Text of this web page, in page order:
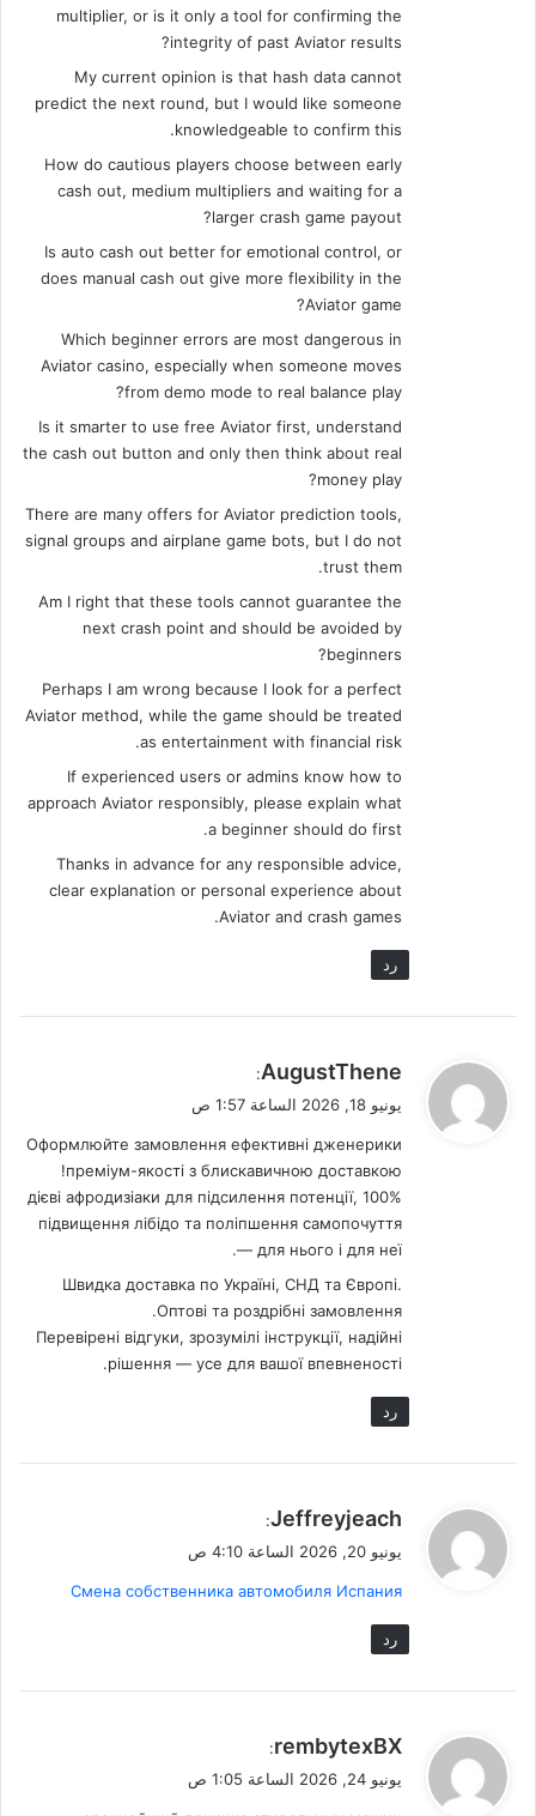
multiplier, or is it only a tool for confirming the
integrity of past Aviator results?
My current opinion is that hash data cannot
predict the next round, but I would like someone
knowledgeable to confirm this.
How do cautious players choose between early
cash out, medium multipliers and waiting for a
larger crash game payout?
Is auto cash out better for emotional control, or
does manual cash out give more flexibility in the
Aviator game?
Which beginner errors are most dangerous in
Aviator casino, especially when someone moves
from demo mode to real balance play?
Is it smarter to use free Aviator first, understand
the cash out button and only then think about real
money play?
There are many offers for Aviator prediction tools,
signal groups and airplane game bots, but I do not
trust them.
Am I right that these tools cannot guarantee the
next crash point and should be avoided by
beginners?
Perhaps I am wrong because I look for a perfect
Aviator method, while the game should be treated
as entertainment with financial risk.
If experienced users or admins know how to
approach Aviator responsibly, please explain what
a beginner should do first.
Thanks in advance for any responsible advice,
clear explanation or personal experience about
Aviator and crash games.
رد
ي
ل
AugustThene
:
يونيو 18, 2026 الساعة 1:57 ص
Оформлюйте замовлення ефективні дженерики
преміум-якості з блискавичною доставкою!
100% дієві афродизіаки для підсилення потенції,
підвищення лібідо та поліпшення самопочуття
— для нього і для неї.
Швидка доставка по Україні, СНД та Європі.
Оптові та роздрібні замовлення.
Перевірені відгуки, зрозумілі інструкції, надійні
рішення — усе для вашої впевненості.
رد
ي
ل
Jeffreyjeach
:
يونيو 20, 2026 الساعة 4:10 ص
Смена собственника автомобиля Испания
رد
يrembytexBX
:
يونيو 24, 2026 الساعة 1:05 ص